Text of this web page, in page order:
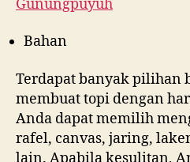
Gunungpuyuh
Bahan
Terdapat banyak pilihan
membuat topi dengan
Anda dapat memilih
rafel, canvas, jaring,
lain. Apabila kesulitan,